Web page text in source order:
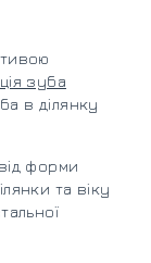
зуба
в ділянку
форми
та віку